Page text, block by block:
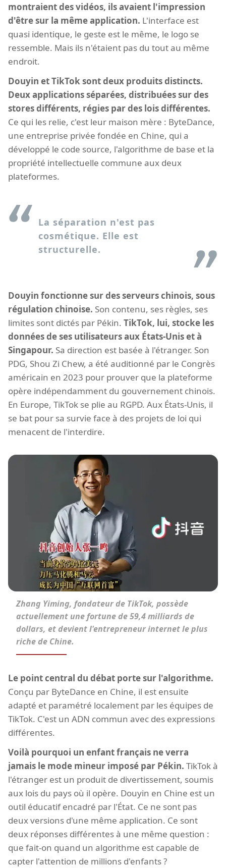
montraient des vidéos, ils avaient l'impression
d'être sur la même application. L'interface est
quasi identique, le geste est le même, le logo se
ressemble. Mais ils n'étaient pas du tout au même
endroit.
Douyin et TikTok sont deux produits distincts.
Deux applications séparées, distribuées sur des
stores différents, régies par des lois différentes.
Ce qui les relie, c'est leur maison mère : ByteDance,
une entreprise privée fondée en Chine, qui a
développé le code source, l'algorithme de base et la
propriété intellectuelle commune aux deux
plateformes.
La séparation n'est pas
cosmétique. Elle est
structurelle.
Douyin fonctionne sur des serveurs chinois, sous
régulation chinoise. Son contenu, ses règles, ses
limites sont dictés par Pékin. TikTok, lui, stocke les
données de ses utilisateurs aux États-Unis et à
Singapour. Sa direction est basée à l'étranger. Son
PDG, Shou Zi Chew, a été auditionné par le Congrès
américain en 2023 pour prouver que la plateforme
opère indépendamment du gouvernement chinois.
En Europe, TikTok se plie au RGPD. Aux États-Unis, il
se bat pour sa survie face à des projets de loi qui
menacent de l'interdire.
Zhang Yiming, fondateur de TikTok, possède
actuellement une fortune de 59,4 milliards de
dollars, et devient l'entrepreneur internet le plus
riche de Chine.
Le point central du débat porte sur l'algorithme.
Conçu par ByteDance en Chine, il est ensuite
adapté et paramétré localement par les équipes de
TikTok. C'est un ADN commun avec des expressions
différentes.
Voilà pourquoi un enfant français ne verra
jamais le mode mineur imposé par Pékin. TikTok à
l'étranger est un produit de divertissement, soumis
aux lois du pays où il opère. Douyin en Chine est un
outil éducatif encadré par l'État. Ce ne sont pas
deux versions d'une même application. Ce sont
deux réponses différentes à une même question :
que fait-on quand un algorithme est capable de
capter l'attention de millions d'enfants ?